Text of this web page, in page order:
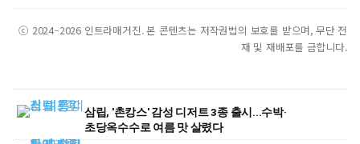
ⓒ 2024–2026 인트라매거진. 본 콘텐츠는 저작권법의 보호를 받으며, 무단 전
재 및 재배포를 금합니다.
삼립, '촌캉스' 감성 디저트 3종 출시...수박·
초당옥수수로 여름 맛 살렸다